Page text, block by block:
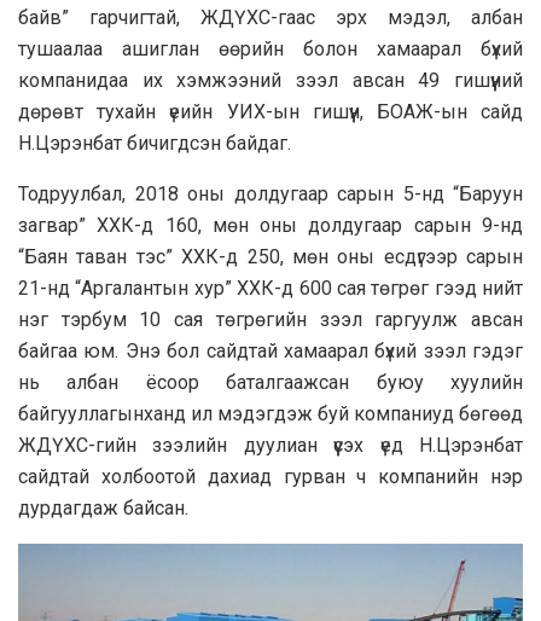
байв” гарчигтай, ЖДҮХС-гаас эрх мэдэл, албан
тушаалаа ашиглан өөрийн болон хамаарал бүхий
компанидаа их хэмжээний зээл авсан 49 гишүүний
дөрөвт тухайн үеийн УИХ-ын гишүүн, БОАЖ-ын сайд
Н.Цэрэнбат бичигдсэн байдаг.
Тодруулбал, 2018 оны долдугаар сарын 5-нд “Баруун
загвар” ХХК-д 160, мөн оны долдугаар сарын 9-нд
“Баян таван тэс” ХХК-д 250, мөн оны есдүгээр сарын
21-нд “Аргалантын хур” ХХК-д 600 сая төгрөг гээд нийт
нэг тэрбум 10 сая төгрөгийн зээл гаргуулж авсан
байгаа юм. Энэ бол сайдтай хамаарал бүхий зээл гэдэг
нь албан ёсоор баталгаажсан буюу хуулийн
байгууллагынханд ил мэдэгдэж буй компаниуд бөгөөд
ЖДҮХС-гийн зээлийн дуулиан үүсэх үед Н.Цэрэнбат
сайдтай холбоотой дахиад гурван ч компанийн нэр
дурдагдаж байсан.